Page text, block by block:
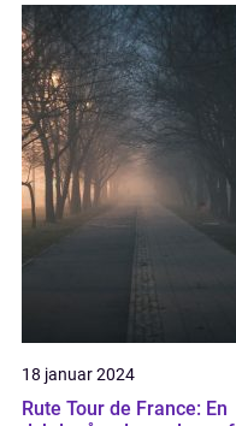
18 januar 2024
Rute Tour de France: En